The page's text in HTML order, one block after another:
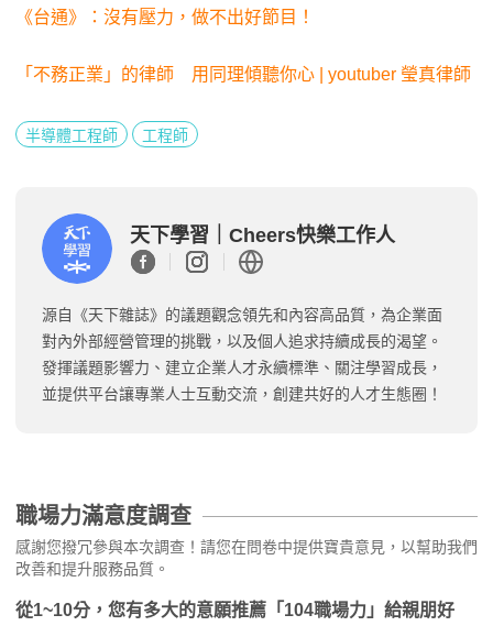
《台通》：沒有壓力，做不出好節目！
「不務正業」的律師 用同理傾聽你心 | youtuber 瑩真律師
半導體工程師 工程師
天下學習｜Cheers快樂工作人
源自《天下雜誌》的議題觀念領先和內容高品質，為企業面
對內外部經營管理的挑戰，以及個人追求持續成長的渴望。
發揮議題影響力、建立企業人才永續標準、關注學習成長，
並提供平台讓專業人士互動交流，創建共好的人才生態圈！
職場力滿意度調查
感謝您撥冗參與本次調查！請您在問卷中提供寶貴意見，以幫助我們
改善和提升服務品質。
從1~10分，您有多大的意願推薦「104職場力」給親朋好